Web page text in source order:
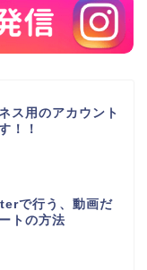
ス用のアカウント
！！
で行う、動画だ
トの方法